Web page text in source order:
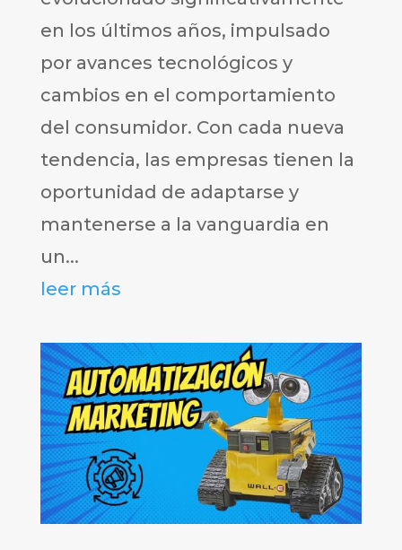
en los últimos años, impulsado
por avances tecnológicos y
cambios en el comportamiento
del consumidor. Con cada nueva
tendencia, las empresas tienen la
oportunidad de adaptarse y
mantenerse a la vanguardia en
un...
leer más